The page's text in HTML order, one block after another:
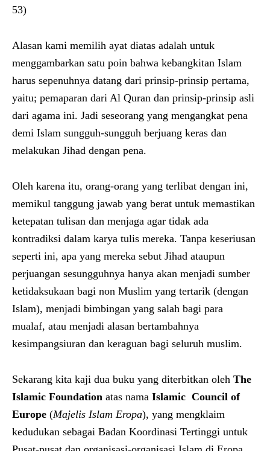
53)
Alasan kami memilih ayat diatas adalah untuk
menggambarkan satu poin bahwa kebangkitan Islam
harus sepenuhnya datang dari prinsip-prinsip pertama,
yaitu; pemaparan dari Al Quran dan prinsip-prinsip asli
dari agama ini. Jadi seseorang yang mengangkat pena
demi Islam sungguh-sungguh berjuang keras dan
melakukan Jihad dengan pena.
Oleh karena itu, orang-orang yang terlibat dengan ini,
memikul tanggung jawab yang berat untuk memastikan
ketepatan tulisan dan menjaga agar tidak ada
kontradiksi dalam karya tulis mereka. Tanpa keseriusan
seperti ini, apa yang mereka sebut Jihad ataupun
perjuangan sesungguhnya hanya akan menjadi sumber
ketidaksukaan bagi non Muslim yang tertarik (dengan
Islam), menjadi bimbingan yang salah bagi para
mualaf, atau menjadi alasan bertambahnya
kesimpangsiuran dan keraguan bagi seluruh muslim.
Sekarang kita kaji dua buku yang diterbitkan oleh The
Islamic Foundation atas nama Islamic Council of
Europe (Majelis Islam Eropa), yang mengklaim
kedudukan sebagai Badan Koordinasi Tertinggi untuk